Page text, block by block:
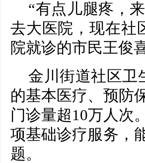
“有点儿腿疼，
去大医院，现在社
院就诊的市民王俊
金川街道社区卫
的基本医疗、预防
门诊量超10万人次
项基础诊疗服务，
题。